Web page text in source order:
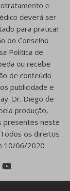
e
deverá ser
para praticar
do Conselho
Política de
ou recebe
de conteúdo
publicidade e
Dr. Diego de
produção,
presentes neste
os direitos
10/06/2020